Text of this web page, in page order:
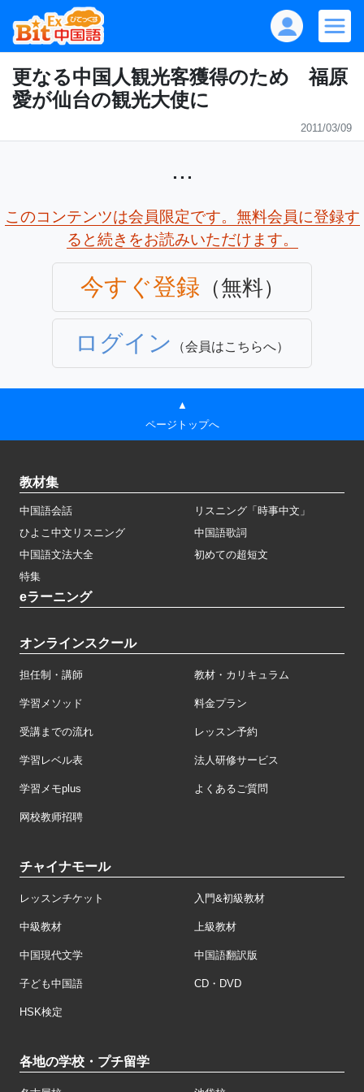
更なる中国人観光客獲得のため 福原
愛が仙台の観光大使に
2011/03/09
...
このコンテンツは会員限定です。無料会員に登録す
ると続きをお読みいただけます。
今すぐ登録 （無料）
ログイン （会員はこちらへ）
▲
ページトップへ
教材集
中国語会話
リスニング「時事中文」
ひよこ中文リスニング
中国語歌詞
中国語文法大全
初めての超短文
特集
eラーニング
オンラインスクール
担任制・講師 教材・カリキュラム
学習メソッド 料金プラン
受講までの流れ レッスン予約
学習レベル表 法人研修サービス
学習メモplus よくあるご質問
网校教师招聘
チャイナモール
レッスンチケット 入門&初級教材
中級教材 上級教材
中国現代文学 中国語翻訳版
子ども中国語 CD・DVD
HSK検定
各地の学校・プチ留学